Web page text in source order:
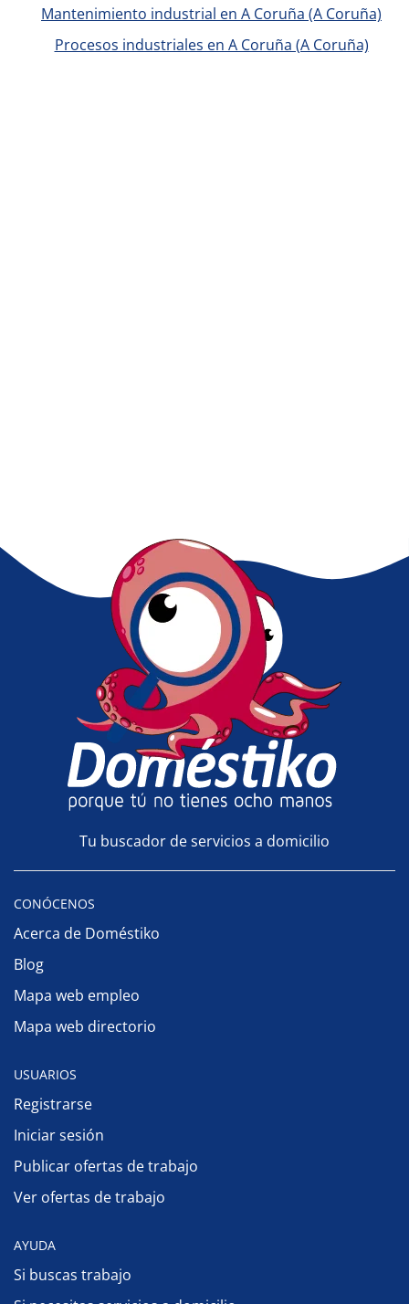
Mantenimiento industrial en A Coruña (A Coruña)
Procesos industriales en A Coruña (A Coruña)
Tu buscador de servicios a domicilio
CONÓCENOS
Acerca de Doméstiko
Blog
Mapa web empleo
Mapa web directorio
USUARIOS
Registrarse
Iniciar sesión
Publicar ofertas de trabajo
Ver ofertas de trabajo
AYUDA
Si buscas trabajo